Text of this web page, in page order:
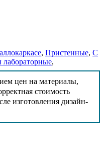
, Пристенные, С
лабораторные,
цен на материалы,
стоимость
изготовления дизайн-